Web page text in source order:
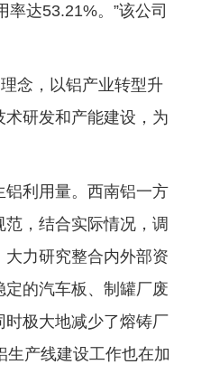
达53.21%。”该公司
念，以铝产业转型升
研发和产能建设，为
利用量。西南铝一方
，结合实际情况，调
力研究整合内外部资
的汽车板、制罐厂废
极大地减少了熔铸厂
生产线建设工作也在加